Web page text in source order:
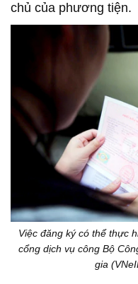
chủ của phương tiện.
Việc đăng ký có thể thực
cổng dịch vụ công Bộ
gia